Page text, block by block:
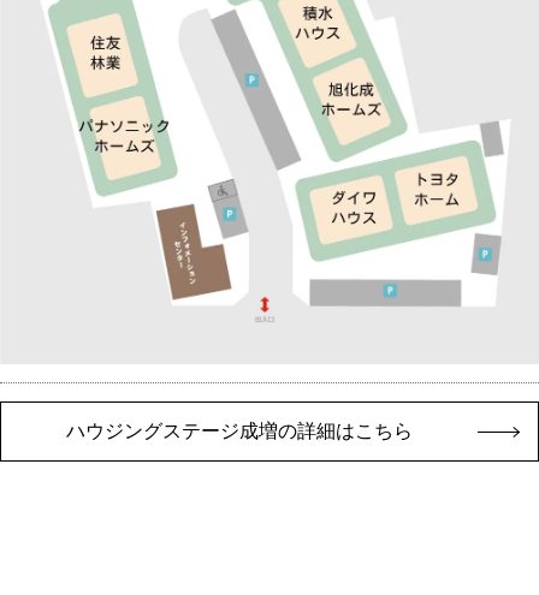
ハウジングステージ成増の詳細はこちら